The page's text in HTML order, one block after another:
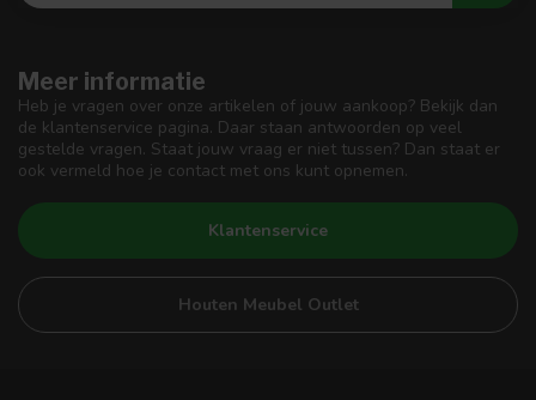
Meer informatie
Heb je vragen over onze artikelen of jouw aankoop? Bekijk dan
de klantenservice pagina. Daar staan antwoorden op veel
gestelde vragen. Staat jouw vraag er niet tussen? Dan staat er
ook vermeld hoe je contact met ons kunt opnemen.
Klantenservice
Houten Meubel Outlet